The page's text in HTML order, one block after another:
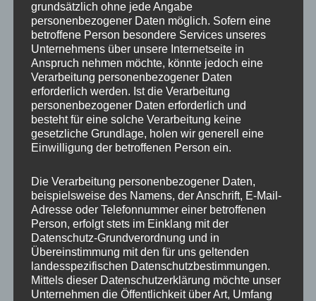
Durchmesser 20
ET 35
Fertigung Flow Forming
Hersteller CONCAVER WHEELS
Lochkreis 5×112
Hinweis
Lochzahl
Mittellochbohrung 72,6 mm
Nabenbohrung 72.6
PCD 112 mm
Traglast 815
grundsätzlich ohne jede Angabe
personenbezogener Daten möglich. Sofern eine
betroffene Person besondere Services unseres
Unternehmens über unsere Internetseite in
Anspruch nehmen möchte, könnte jedoch eine
Verarbeitung personenbezogener Daten
erforderlich werden. Ist die Verarbeitung
personenbezogener Daten erforderlich und
besteht für eine solche Verarbeitung keine
gesetzliche Grundlage, holen wir generell eine
Einwilligung der betroffenen Person ein.
Die Verarbeitung personenbezogener Daten,
beispielsweise des Namens, der Anschrift, E-Mail-
Adresse oder Telefonnummer einer betroffenen
Person, erfolgt stets im Einklang mit der
Datenschutz-Grundverordnung und in
Übereinstimmung mit den für uns geltenden
landesspezifischen Datenschutzbestimmungen.
Mittels dieser Datenschutzerklärung möchte unser
Unternehmen die Öffentlichkeit über Art, Umfang